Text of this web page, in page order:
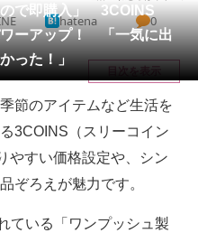
ので即購入」 3COINS
ワーアップ！ 「一気に出
った！」
hatena 0
目次を表示
節のアイテムなど生活を
3COINS（スリーコイン
やすい価格設定や、シン
ぞろえが魅力です。
ている「ワンプッシュ製